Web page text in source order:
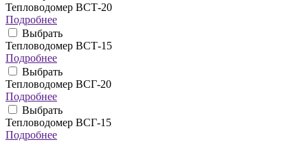
Тепловодомер ВСТ-20
Подробнее
Выбрать
Тепловодомер ВСТ-15
Подробнее
Выбрать
Тепловодомер ВСГ-20
Подробнее
Выбрать
Тепловодомер ВСГ-15
Подробнее